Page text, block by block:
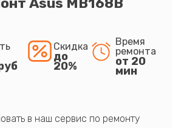
Скидка
до
20%
Время
ремонта
от 20
мин
в наш сервис по ремонту